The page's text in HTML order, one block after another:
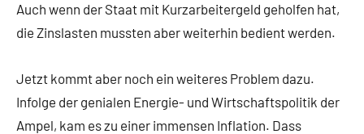
Auch wenn der Staat mit Kurzarbeitergeld geholfen hat,
die Zinslasten mussten aber weiterhin bedient werden.
Jetzt kommt aber noch ein weiteres Problem dazu.
Infolge der genialen Energie- und Wirtschaftspolitik der
Ampel, kam es zu einer immensen Inflation. Dass